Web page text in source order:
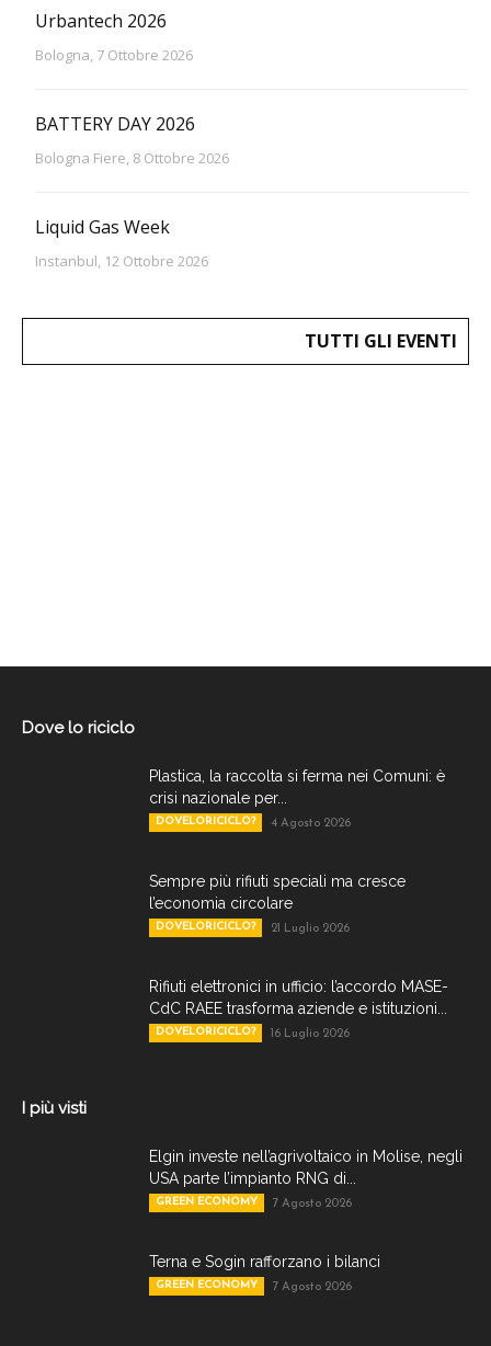
Urbantech 2026
Bologna, 7 Ottobre 2026
BATTERY DAY 2026
Bologna Fiere, 8 Ottobre 2026
Liquid Gas Week
Instanbul, 12 Ottobre 2026
TUTTI GLI EVENTI
Dove lo riciclo
Plastica, la raccolta si ferma nei Comuni: è
crisi nazionale per...
DOVELORICICLO? 4 Agosto 2026
Sempre più rifiuti speciali ma cresce
l’economia circolare
DOVELORICICLO? 21 Luglio 2026
Rifiuti elettronici in ufficio: l’accordo MASE-
CdC RAEE trasforma aziende e istituzioni...
DOVELORICICLO? 16 Luglio 2026
I più visti
Elgin investe nell’agrivoltaico in Molise, negli
USA parte l’impianto RNG di...
GREEN ECONOMY 7 Agosto 2026
Terna e Sogin rafforzano i bilanci
GREEN ECONOMY 7 Agosto 2026